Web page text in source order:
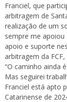
Franciel, que
arbitragem de
realização de um
sempre me
apoio e suporte
arbitragem da
“O caminho ainda
Mas seguirei
Franciel está apto
Catarinense de